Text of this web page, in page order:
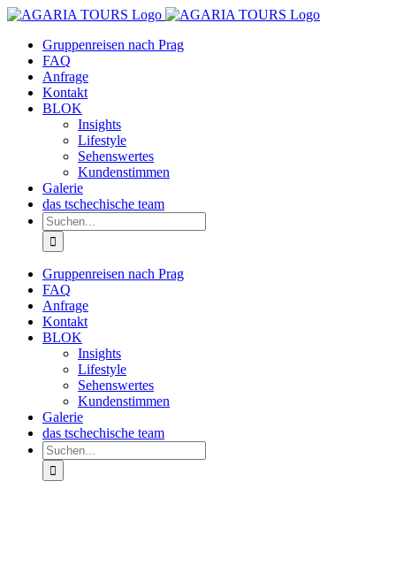
Zum
springenGruppenreisen nach Prag
FAQ
Anfrage
Kontakt
BLOK
Insights
Lifestyle
Sehenswertes
Kundenstimmen
Galerie
das tschechische team
Suche
nach:
Gruppenreisen nach Prag
FAQ
Anfrage
Kontakt
BLOK
Insights
Lifestyle
Sehenswertes
Kundenstimmen
Galerie
das tschechische team
Suche
nach: